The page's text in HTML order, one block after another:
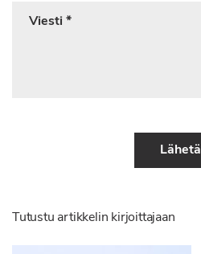
Lähetä
Tutustu artikkelin kirjoittajaan